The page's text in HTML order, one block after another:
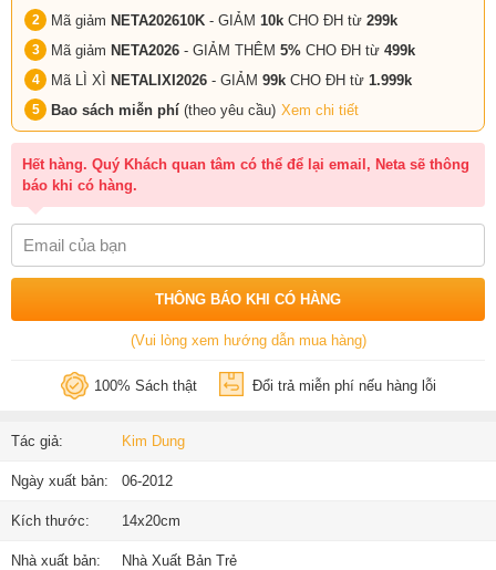
Mã giảm NETA202610K - GIẢM 10k CHO ĐH từ 299k
Mã giảm NETA2026 - GIẢM THÊM 5% CHO ĐH từ 499k
Mã LÌ XÌ NETALIXI2026 - GIẢM 99k CHO ĐH từ 1.999k
Bao sách miễn phí (theo yêu cầu) Xem chi tiết
Hết hàng. Quý Khách quan tâm có thể để lại email, Neta sẽ thông
báo khi có hàng.
THÔNG BÁO KHI CÓ HÀNG
(Vui lòng xem hướng dẫn mua hàng)
100% Sách thật Đổi trả miễn phí nếu hàng lỗi
Tác giả: Kim Dung
Ngày xuất bản: 06-2012
Kích thước: 14x20cm
Nhà xuất bản: Nhà Xuất Bản Trẻ